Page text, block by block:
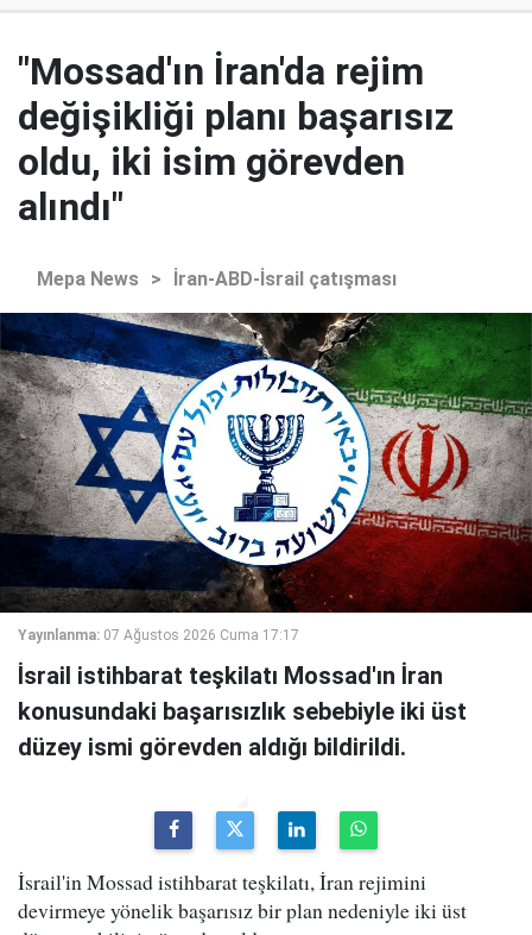
"Mossad'ın İran'da rejim
değişikliği planı başarısız
oldu, iki isim görevden
alındı"
Mepa News > İran-ABD-İsrail çatışması
Yayınlanma: 07 Ağustos 2026 Cuma 17:17
İsrail istihbarat teşkilatı Mossad'ın İran
konusundaki başarısızlık sebebiyle iki üst
düzey ismi görevden aldığı bildirildi.
İsrail'in Mossad istihbarat teşkilatı, İran rejimini
devirmeye yönelik başarısız bir plan nedeniyle iki üst